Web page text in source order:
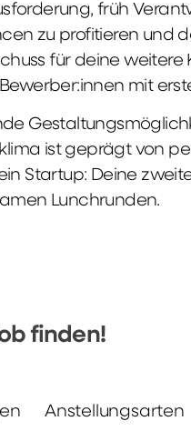
früh
zu profitieren und
für deine
mit
ist geprägt von
Startup: Deine
Lunchrunden.
finden!
Anstellungsarten